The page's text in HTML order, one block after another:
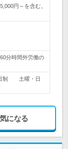
円～を含む。
分時間外労働の
日制 土曜・日
気になる